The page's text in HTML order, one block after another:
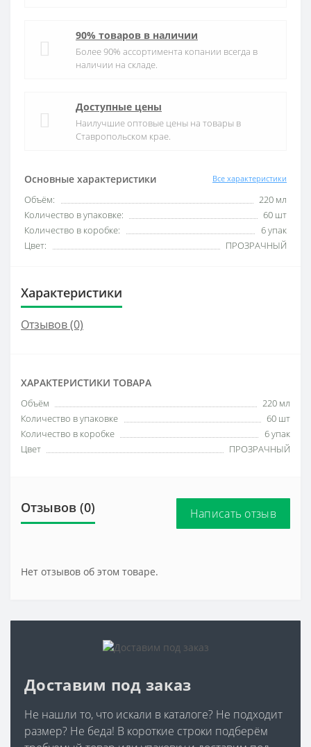
Основные характеристики Все характеристики
Объём:
220 мл
Количество в упаковке:
60 шт
Количество в коробке:
6 упак
Цвет:
ПРОЗРАЧНЫЙ
90% товаров в наличии
Более 90% ассортимента копании всегда в
наличии на складе.
Доступные цены
Наилучшие оптовые цены на товары в
Ставропольском крае.
Характеристики
Отзывов (0)
ХАРАКТЕРИСТИКИ ТОВАРА
Объём
220 мл
Количество в упаковке
60 шт
Количество в коробке
6 упак
Цвет
ПРОЗРАЧНЫЙ
Отзывов (0) Написать отзыв
Нет отзывов об этом товаре.
Доставим под заказ
Не нашли то, что искали в каталоге? Не подходит
размер? Не беда! В короткие строки подберём